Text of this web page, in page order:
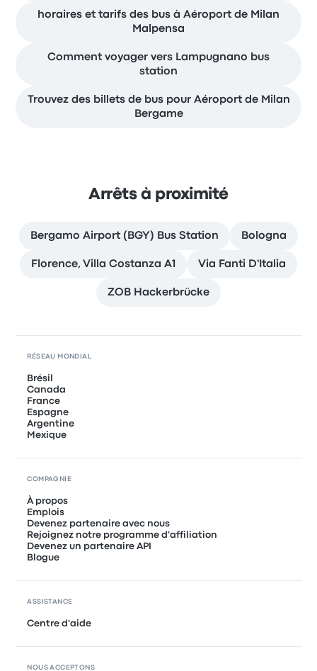
horaires et tarifs des bus à Aéroport de Milan
Malpensa
Comment voyager vers Lampugnano bus
station
Trouvez des billets de bus pour Aéroport de Milan
Bergame
Arrêts à proximité
Bergamo Airport (BGY) Bus Station Bologna
Florence, Villa Costanza A1 Via Fanti D'Italia
ZOB Hackerbrücke
RÉSEAU MONDIAL
Brésil
Canada
France
Espagne
Argentine
Mexique
COMPAGNIE
À propos
Emplois
Devenez partenaire avec nous
Rejoignez notre programme d'affiliation
Devenez un partenaire API
Blogue
ASSISTANCE
Centre d'aide
NOUS ACCEPTONS